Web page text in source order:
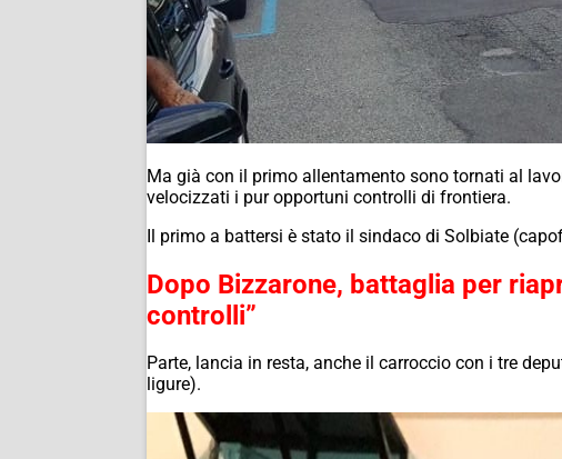
Ma già con il primo allentamento sono tornati al
velocizzati i pur opportuni controlli di frontiera.
Il primo a battersi è stato il sindaco di Solbiate
Dopo Bizzarone, battaglia per
controlli”
Parte, lancia in resta, anche il carroccio con i tre
ligure).